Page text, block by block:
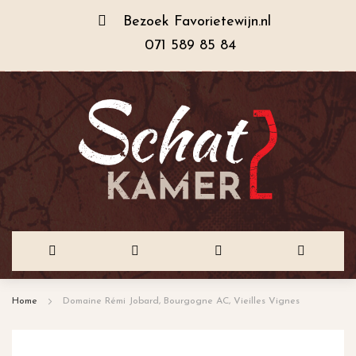
Bezoek Favorietewijn.nl
071 589 85 84
Home Domaine Rémi Jobard, Bourgogne AC, Vieilles Vignes